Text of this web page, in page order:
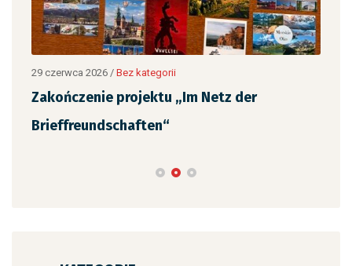
29 czerwca 2026 / Bez kategorii
Zakończenie projektu „Im Netz der
Brieffreundschaften“